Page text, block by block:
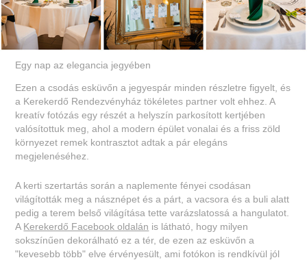
Egy nap az elegancia jegyében
Ezen a csodás esküvőn a jegyespár minden részletre figyelt, és
a Kerekerdő Rendezvényház tökéletes partner volt ehhez. A
kreatív fotózás egy részét a helyszín parkosított kertjében
valósítottuk meg, ahol a modern épület vonalai és a friss zöld
környezet remek kontrasztot adtak a pár elegáns
megjelenéséhez.
A kerti szertartás során a naplemente fényei csodásan
világították meg a násznépet és a párt, a vacsora és a buli alatt
pedig a terem belső világítása tette varázslatossá a hangulatot.
A Kerekerdő Facebook oldalán is látható, hogy milyen
sokszínűen dekorálható ez a tér, de ezen az esküvőn a
"kevesebb több" elve érvényesült, ami fotókon is rendkívül jól